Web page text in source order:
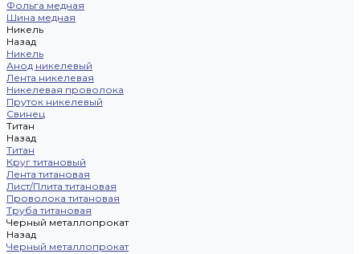
Фольга медная
Шина медная
Никель
Назад
Никель
Анод никелевый
Лента никелевая
Никелевая проволока
Пруток никелевый
Свинец
Титан
Назад
Титан
Круг титановый
Лента титановая
Лист/Плита титановая
Проволока титановая
Труба титановая
Черный металлопрокат
Назад
Черный металлопрокат